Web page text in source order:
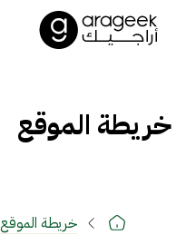
خريطة الموقع
خريطة الموقع